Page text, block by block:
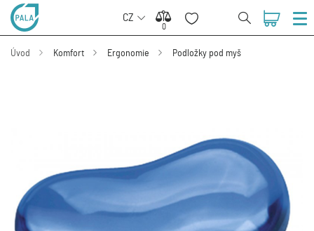
CZ
0
0
Úvod Komfort Ergonomie Podložky pod myš